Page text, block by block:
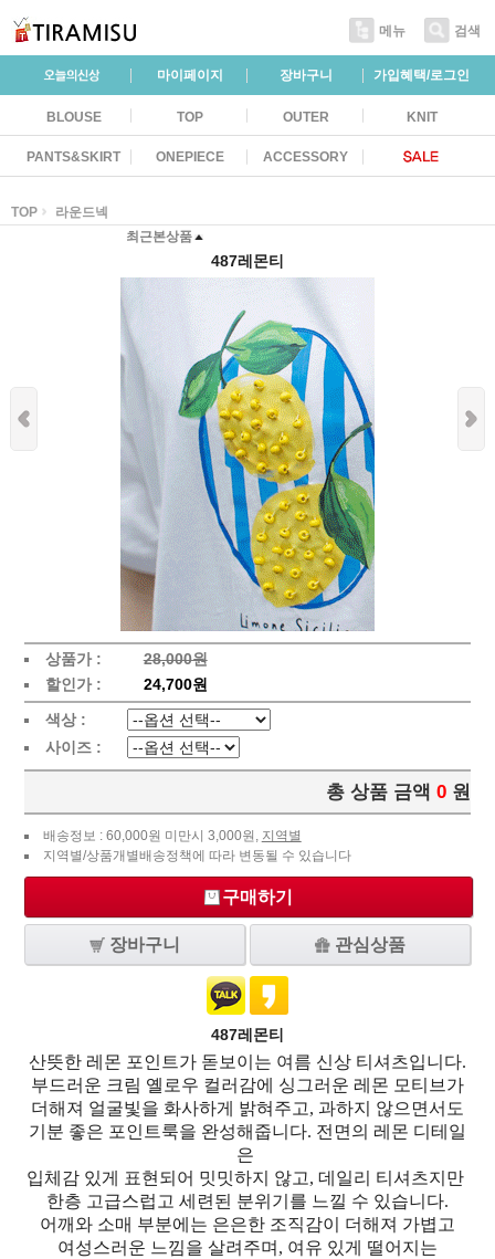
메뉴 검색
마이페이지 장바구니 가입혜택/로그인
BLOUSE TOP OUTER KNIT
PANTS&SKIRT ONEPIECE ACCESSORY
TOP
라운드넥
최근본상품
487레몬티
상품가 :
28,000원
할인가 :
24,700원
색상 :
사이즈 :
총 상품 금액 0 원
배송정보 : 60,000원 미만시 3,000원, 지역별
지역별/상품개별배송정책에 따라 변동될 수 있습니다
구매하기
장바구니 관심상품
487레몬티
산뜻한 레몬 포인트가 돋보이는 여름 신상 티셔츠입니다.
부드러운 크림 옐로우 컬러감에 싱그러운 레몬 모티브가
더해져 얼굴빛을 화사하게 밝혀주고, 과하지 않으면서도
기분 좋은 포인트룩을 완성해줍니다. 전면의 레몬 디테일
은
입체감 있게 표현되어 밋밋하지 않고, 데일리 티셔츠지만
한층 고급스럽고 세련된 분위기를 느낄 수 있습니다.
어깨와 소매 부분에는 은은한 조직감이 더해져 가볍고
여성스러운 느낌을 살려주며, 여유 있게 떨어지는